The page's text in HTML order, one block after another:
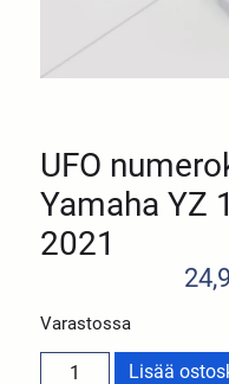
UFO
Yamaha YZ
2021
Varastossa
Lisää